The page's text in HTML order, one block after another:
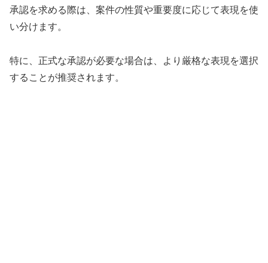
承認を求める際は、案件の性質や重要度に応じて表現を使
い分けます。
特に、正式な承認が必要な場合は、より厳格な表現を選択
することが推奨されます。